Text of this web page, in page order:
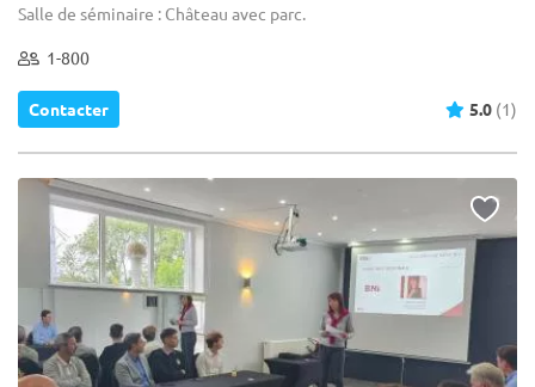
Salle de séminaire : Château avec parc.
1-800
Contacter 5.0 (1)